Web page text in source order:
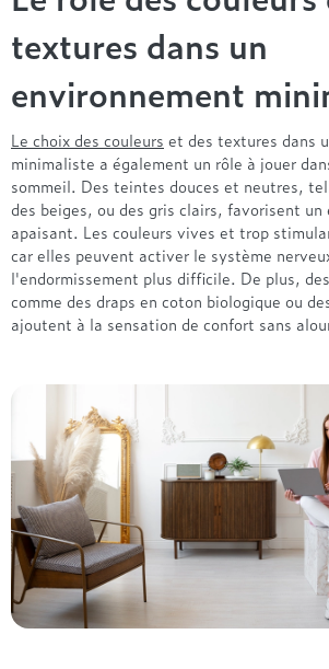
Treca
textures dans un
environnement
Le choix des couleurs et des textures dans
minimaliste a également un rôle à jouer
sommeil. Des teintes douces et neutres,
des beiges, ou des gris clairs, favorisent un
apaisant. Les couleurs vives et trop
car elles peuvent activer le système
l'endormissement plus difficile. De plus,
comme des draps en coton biologique ou
ajoutent à la sensation de confort sans